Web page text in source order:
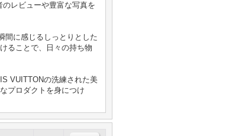
レビューや豊富な写真を
間に感じるしっとりとした
ることで、日々の持ち物
VUITTONの洗練された美
プロダクトを身につけ